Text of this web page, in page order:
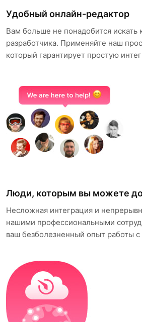
Удобный онлайн-редактор
Вам больше не понадобится искать
разработчика. Применяйте наш
который гарантирует простую
Люди, которым вы можете
Несложная интеграция и
нашими профессиональными
ваш безболезненный опыт работы